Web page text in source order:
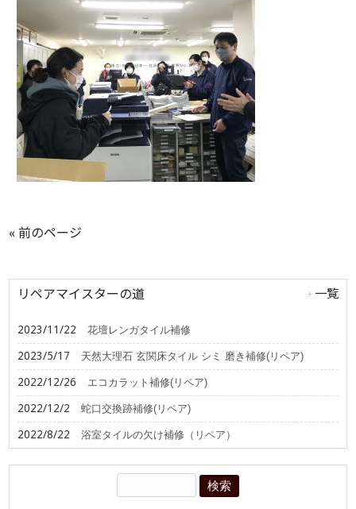
« 前のページ
リペアマイスターの道 一覧
2023/11/22 花壇レンガタイル補修
2023/5/17 天然大理石 玄関床タイル シミ 磨き補修(リペア)
2022/12/26 エコカラット補修(リペア)
2022/12/2 蛇口交換跡補修(リペア)
2022/8/22 浴室タイルの欠け補修（リペア）